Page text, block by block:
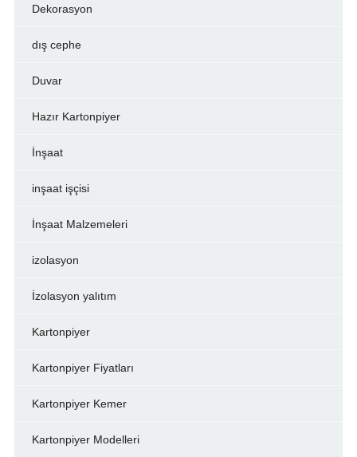
Dekorasyon
dış cephe
Duvar
Hazır Kartonpiyer
İnşaat
inşaat işçisi
İnşaat Malzemeleri
izolasyon
İzolasyon yalıtım
Kartonpiyer
Kartonpiyer Fiyatları
Kartonpiyer Kemer
Kartonpiyer Modelleri